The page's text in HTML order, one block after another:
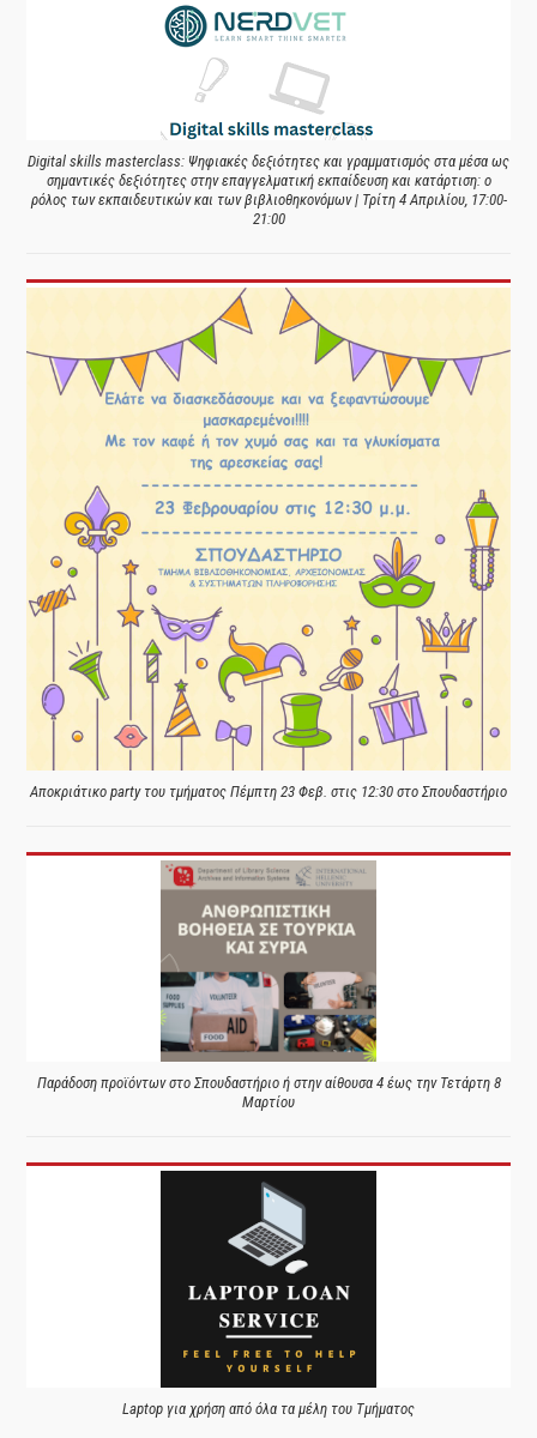
Digital skills masterclass: Ψηφιακές δεξιότητες και γραμματισμός στα μέσα ως
σημαντικές δεξιότητες στην επαγγελματική εκπαίδευση και κατάρτιση: ο
ρόλος των εκπαιδευτικών και των βιβλιοθηκονόμων | Τρίτη 4 Απριλίου, 17:00-
21:00
Αποκριάτικο party του τμήματος Πέμπτη 23 Φεβ. στις 12:30 στο Σπουδαστήριο
Παράδοση προϊόντων στο Σπουδαστήριο ή στην αίθουσα 4 έως την Τετάρτη 8
Μαρτίου
Laptop για χρήση από όλα τα μέλη του Τμήματος